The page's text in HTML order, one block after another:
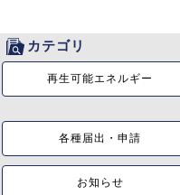
カテゴリ
再生可能エネルギー
各種届出・申請
お知らせ